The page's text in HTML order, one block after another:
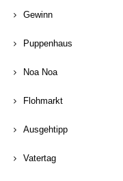
Gewinn
Puppenhaus
Noa Noa
Flohmarkt
Ausgehtipp
Vatertag